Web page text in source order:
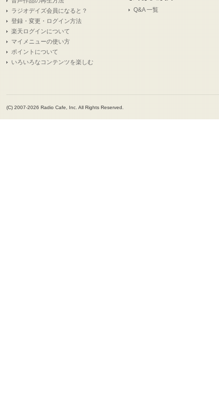
ラジオデイズ会員になると？
登録・変更・ログイン方法
楽天ログインについて
マイメニューの使い方
ポイントについて
いろいろなコンテンツを楽しむ
Q&A 一覧
(C) 2007-2026 Radio Cafe, Inc. All Rights Reserved.